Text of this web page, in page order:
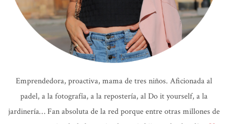
Emprendedora, proactiva, mama de tres niños. Aficionada al
padel, a la fotografía, a la repostería, al Do it yourself, a la
jardinería… Fan absoluta de la red porque entre otras millones de